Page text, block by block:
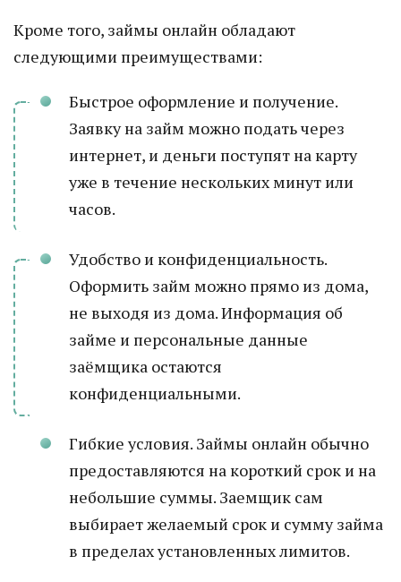
Кроме того, займы онлайн обладают
следующими преимуществами:
Быстрое оформление и получение.
Заявку на займ можно подать через
интернет, и деньги поступят на карту
уже в течение нескольких минут или
часов.
Удобство и конфиденциальность.
Оформить займ можно прямо из дома,
не выходя из дома. Информация об
займе и персональные данные
заёмщика остаются
конфиденциальными.
Гибкие условия. Займы онлайн обычно
предоставляются на короткий срок и на
небольшие суммы. Заемщик сам
выбирает желаемый срок и сумму займа
в пределах установленных лимитов.